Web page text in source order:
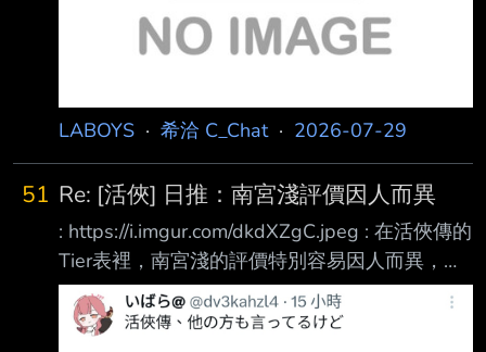
LABOYS · 希洽 C_Chat· 2026-07-29
51 Re: [活俠] 日推：南宮淺評價因人而異
: https://i.imgur.com/dkdXZgC.jpeg : 在活俠傳的
Tier表裡，南宮淺的評價特別容易因人而異，這
點很有趣。 在南宮壽宴上，四師兄跟趙活說，
那個南宮淺，大概有你三分之一或四分之一可